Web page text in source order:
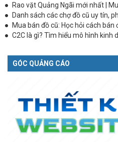
Rao vặt Quảng Ngãi mới nhất |
Danh sách các chợ đồ cũ uy tín,
Mua bán đồ cũ: Học hỏi cách
C2C là gì? Tìm hiểu mô hình
GÓC QUẢNG CÁO